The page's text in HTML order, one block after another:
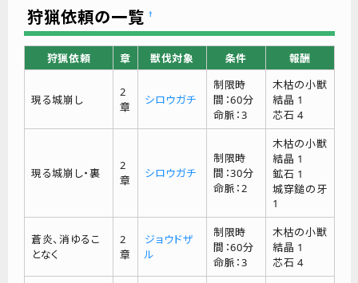
狩猟依頼の一覧 †
狩猟依頼 章 獣伐対象 条件 報酬
現る城崩し
2
章
シロウガチ
制限時
間：60分
命脈：3
木枯の小獣
結晶 1
芯石 4
現る城崩し・裏
2
章
シロウガチ
制限時
間：30分
命脈：2
木枯の小獣
結晶 1
鉱石 1
城穿鎚の牙
1
蒼炎、消ゆるこ
となく
2
章
ジョウドザ
ル
制限時
間：60分
命脈：3
木枯の小獣
結晶 1
芯石 4